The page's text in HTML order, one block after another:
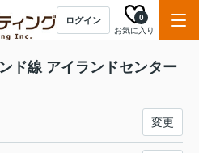
ログイン
お気に入り
0
ド線 アイランドセンター
変更